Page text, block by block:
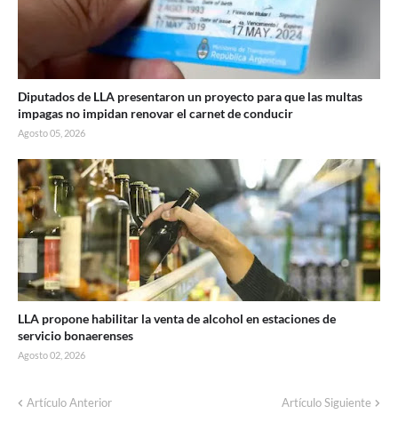
Diputados de LLA presentaron un proyecto para que las multas
impagas no impidan renovar el carnet de conducir
Agosto 05, 2026
LLA propone habilitar la venta de alcohol en estaciones de
servicio bonaerenses
Agosto 02, 2026
Artículo Anterior Artículo Siguiente
Corte de energía programado para este